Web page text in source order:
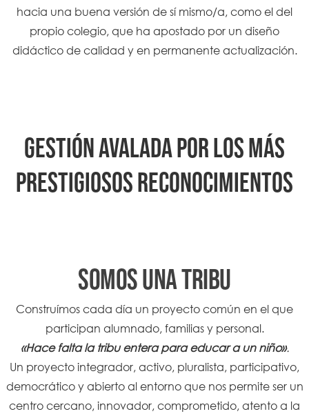
hacia una buena versión de sí mismo/a, como el del
propio colegio, que ha apostado por un diseño
didáctico de calidad y en permanente actualización.
GESTIÓN AVALADA POR LOS MÁS
PRESTIGIOSOS RECONOCIMIENTOS
SOMOS UNA TRIBU
Construímos cada día un proyecto común en el que
participan alumnado, familias y personal.
«Hace falta la tribu entera para educar a un niño».
Un proyecto integrador, activo, pluralista, participativo,
democrático y abierto al entorno que nos permite ser un
centro cercano, innovador, comprometido, atento a la